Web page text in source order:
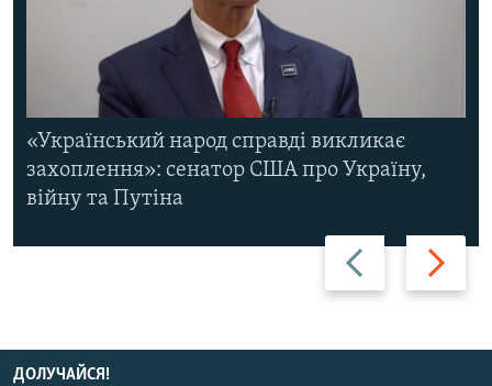
Назад Вперед
«Український народ справді викликає
захоплення»: сенатор США про Україну,
війну та Путіна
ДОЛУЧАЙСЯ!